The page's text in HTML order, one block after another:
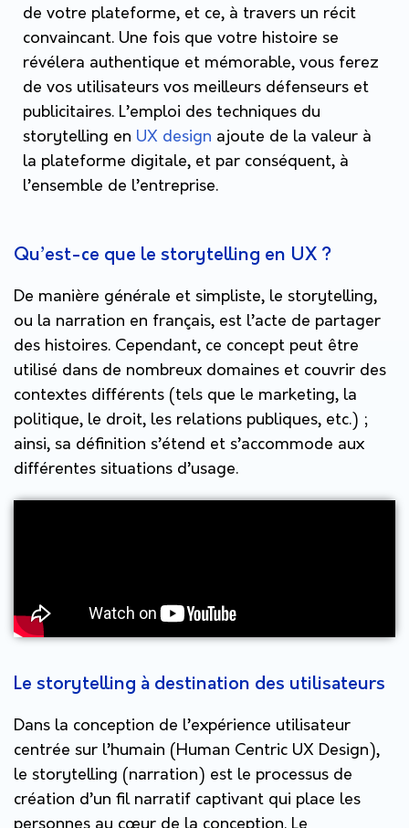
de votre plateforme, et ce, à travers un récit
convaincant. Une fois que votre histoire se
révélera authentique et mémorable, vous ferez
de vos utilisateurs vos meilleurs défenseurs et
publicitaires. L’emploi des techniques du
storytelling en UX design ajoute de la valeur à
la plateforme digitale, et par conséquent, à
l’ensemble de l’entreprise.
Qu’est-ce que le storytelling en UX ?
De manière générale et simpliste, le storytelling,
ou la narration en français, est l’acte de partager
des histoires. Cependant, ce concept peut être
utilisé dans de nombreux domaines et couvrir des
contextes différents (tels que le marketing, la
politique, le droit, les relations publiques, etc.) ;
ainsi, sa définition s’étend et s’accommode aux
différentes situations d’usage.
Le storytelling à destination des utilisateurs
Dans la conception de l’expérience utilisateur
centrée sur l’humain (Human Centric UX Design),
le storytelling (narration) est le processus de
création d’un fil narratif captivant qui place les